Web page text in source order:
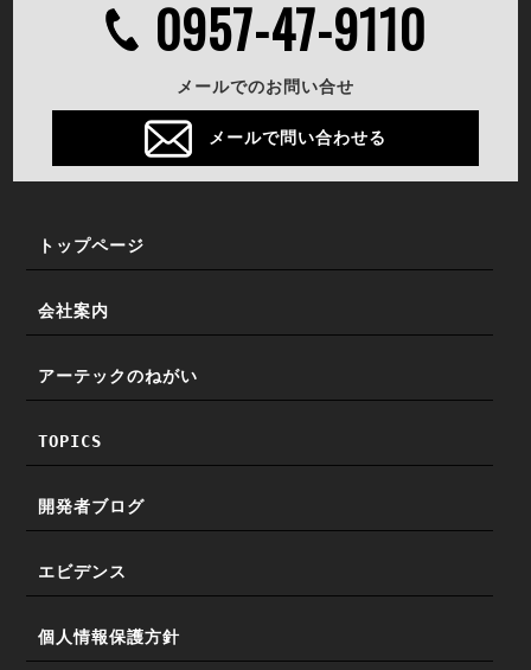
0957-47-9110
メールでのお問い合せ
メールで問い合わせる
トップページ
会社案内
アーテックのねがい
TOPICS
開発者ブログ
エビデンス
個人情報保護方針